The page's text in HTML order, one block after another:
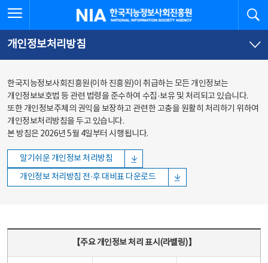
바로가기
바로가기
한국지능정보사회진흥원
개인정보처리방침
한국지능정보사회진흥원(이하 진흥원)이 취급하는 모든 개인정보는
개인정보보호법 등 관련 법령을 준수하여 수집·보유 및 처리되고 있습니다.
또한 개인정보주체의 권익을 보장하고 관련한 고충을 원활히 처리하기 위하여
개인정보처리방침을 두고 있습니다.
본 방침은 2026년 5월 4일부터 시행됩니다.
알기쉬운 개인정보 처리방침
개인정보 처리방침 전·후 대비표 다운로드
【주요 개인정보 처리 표시(라벨링)】